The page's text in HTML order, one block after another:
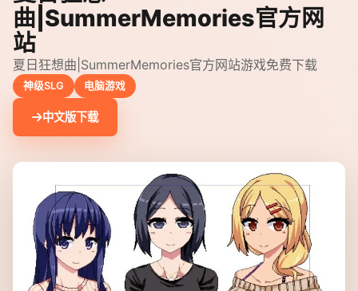
曲|SummerMemories官方网
站
夏日狂想曲|SummerMemories官方网站游戏免费下载
神级SLG 电脑游戏
中文版下载